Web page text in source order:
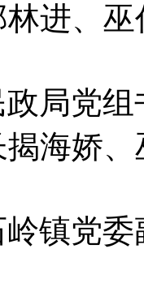
进、
局党
海娇
镇党